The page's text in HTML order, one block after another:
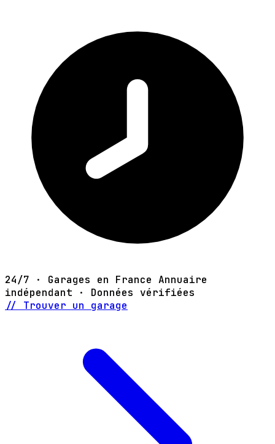
24/7 · Garages en France Annuaire
indépendant · Données vérifiées
// Trouver un garage